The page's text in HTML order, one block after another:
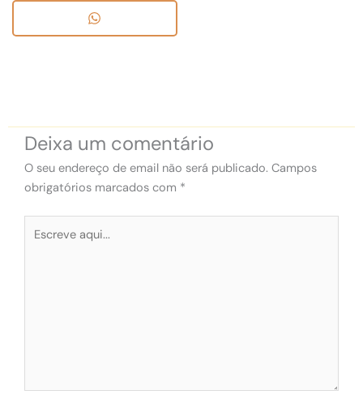
Deixa um comentário
O seu endereço de email não será publicado. Campos
obrigatórios marcados com *